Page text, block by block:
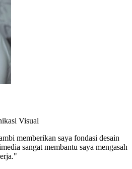
Visual
memberikan saya fondasi desain
sangat membantu saya mengasah
"